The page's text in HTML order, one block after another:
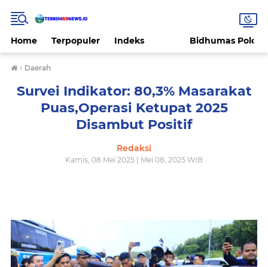
Home Terpopuler Indeks Bidhumas Polda
› Daerah
Survei Indikator: 80,3% Masarakat
Puas,Operasi Ketupat 2025
Disambut Positif
Redaksi
Kamis, 08 Mei 2025 | Mei 08, 2025 WIB